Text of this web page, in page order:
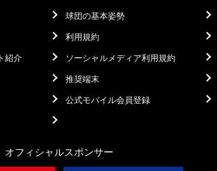
球団の基本姿勢
利用規約
紹介
ソーシャルメディア利用規約
推奨端末
公式モバイル会員登録
オフィシャルスポンサー